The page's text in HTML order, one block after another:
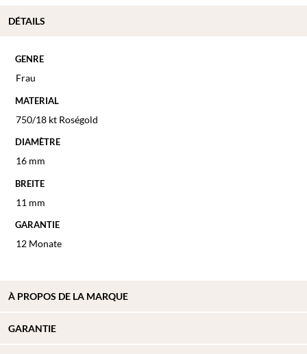
GENRE
Frau
MATERIAL
750/18 kt Roségold
DIAMÈTRE
16 mm
BREITE
11 mm
GARANTIE
12 Monate
DÉTAILS
À PROPOS DE LA MARQUE
GARANTIE